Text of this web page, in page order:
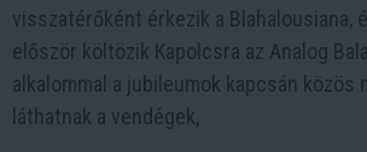
visszatérőként érkezik a Blahalousiana,
először költözik Kapolcsra az Analog
alkalommal a jubileumok kapcsán közös
láthatnak a vendégek,